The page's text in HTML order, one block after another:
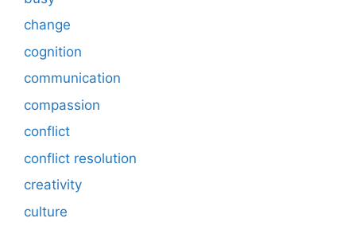
change
cognition
communication
compassion
conflict
conflict resolution
creativity
culture